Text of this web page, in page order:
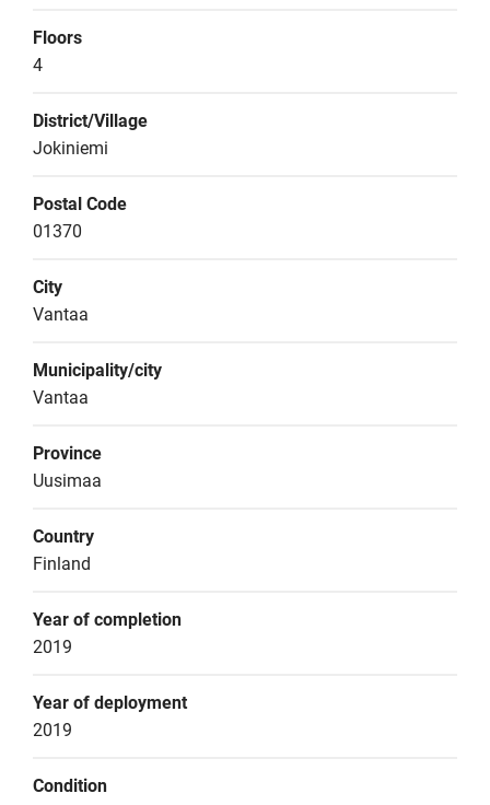
Floors
4
District/Village
Jokiniemi
Postal Code
01370
City
Vantaa
Municipality/city
Vantaa
Province
Uusimaa
Country
Finland
Year of completion
2019
Year of deployment
2019
Condition